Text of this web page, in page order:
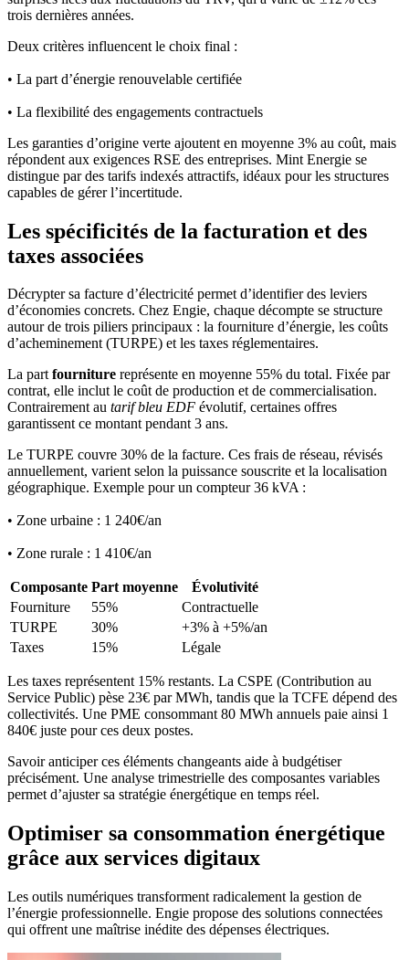
trois dernières années.
Deux critères influencent le choix final :
• La part d’énergie renouvelable certifiée
• La flexibilité des engagements contractuels
Les garanties d’origine verte ajoutent en moyenne 3% au coût, mais
répondent aux exigences RSE des entreprises. Mint Energie se
distingue par des tarifs indexés attractifs, idéaux pour les structures
capables de gérer l’incertitude.
Les spécificités de la facturation et des
taxes associées
Décrypter sa facture d’électricité permet d’identifier des leviers
d’économies concrets. Chez Engie, chaque décompte se structure
autour de trois piliers principaux : la fourniture d’énergie, les coûts
d’acheminement (TURPE) et les taxes réglementaires.
La partfourniture représente en moyenne 55% du total. Fixée par
contrat, elle inclut le coût de production et de commercialisation.
Contrairement au tarif bleu EDF évolutif, certaines offres
garantissent ce montant pendant 3 ans.
Le TURPE couvre 30% de la facture. Ces frais de réseau, révisés
annuellement, varient selon la puissance souscrite et la localisation
géographique. Exemple pour un compteur 36 kVA :
• Zone urbaine : 1 240€/an
• Zone rurale : 1 410€/an
Composante Part moyenne
Évolutivité
Fourniture
55%
Contractuelle
TURPE
30%
+3% à +5%/an
Taxes
15% Légale
Les taxes représentent 15% restants. La CSPE (Contribution au
Service Public) pèse 23€ par MWh, tandis que la TCFE dépend des
collectivités. Une PME consommant 80 MWh annuels paie ainsi 1
840€ juste pour ces deux postes.
Savoir anticiper ces éléments changeants aide à budgétiser
précisément. Une analyse trimestrielle des composantes variables
permet d’ajuster sa stratégie énergétique en temps réel.
Optimiser sa consommation énergétique
grâce aux services digitaux
Les outils numériques transforment radicalement la gestion de
l’énergie professionnelle. Engie propose des solutions connectées
qui offrent une maîtrise inédite des dépenses électriques.